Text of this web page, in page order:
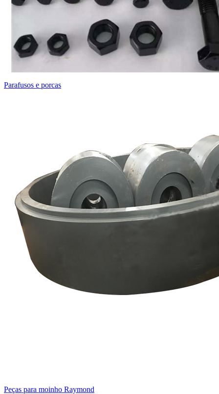
Parafusos e porcas
Peças para moinho Raymond